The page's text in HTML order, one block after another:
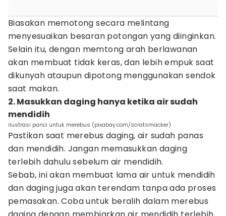
Biasakan memotong secara melintang
menyesuaikan besaran potongan yang diinginkan.
Selain itu, dengan memtong arah berlawanan
akan membuat tidak keras, dan lebih empuk saat
dikunyah ataupun dipotong menggunakan sendok
saat makan.
2. Masukkan daging hanya ketika air sudah
mendidih
ilustrasi panci untuk merebus (pixabay.com/scratsmacker)
Pastikan saat merebus daging, air sudah panas
dan mendidih. Jangan memasukkan daging
terlebih dahulu sebelum air mendidih.
Sebab, ini akan membuat lama air untuk mendidih
dan daging juga akan terendam tanpa ada proses
pemasakan. Coba untuk beralih dalam merebus